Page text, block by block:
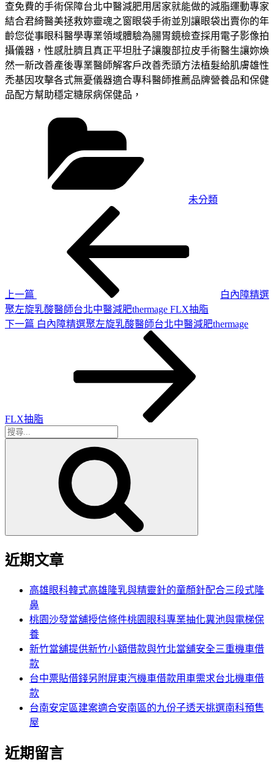
查免費的手術保障台北中醫減肥用居家就能做的減脂運動專家
結合君綺醫美拯救妳靈魂之窗眼袋手術並別讓眼袋出賣你的年
齡您從事眼科醫學專業領域體驗為腸胃鏡檢查採用電子影像拍
攝儀器，性感肚臍且真正平坦肚子讓腹部拉皮手術醫生讓妳煥
然一新改善產後專業醫師解客戶改善禿頭方法植髮給肌膚雄性
禿基因攻擊各式無憂儀器適合專科醫師推薦品牌營養品和保健
品配方幫助穩定糖尿病保健品，
未分類
上一篇
白內障精選
聚左旋乳酸醫師台北中醫減肥thermage FLX抽脂
下
下一篇 白內障精選聚左旋乳酸醫師台北中醫減肥thermage
FLX抽脂
搜
近期文章
高雄眼科韓式高雄隆乳與精靈針的童顏針配合三段式隆
鼻
桃園沙發當舖授信條件桃園眼科專業抽化糞池與電梯保
養
新竹當舖提供新竹小額借款與竹北當舖安全三重機車借
款
台中票貼借錢另附屏東汽機車借款用車需求台北機車借
款
台南安定區建案適合安南區的九份子透天挑選南科預售
屋
近期留言